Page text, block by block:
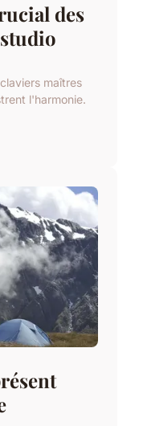
des
maîtres
l'harmonie.